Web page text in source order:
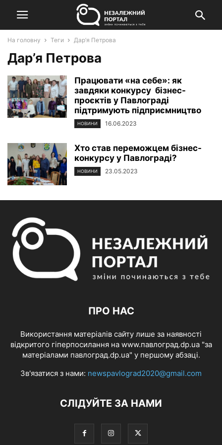
На головну Теги Дар’я Петрова
Дар’я Петрова
Працювати «на себе»: як
завдяки конкурсу бізнес-
проєктів у Павлограді
підтримують підприємництво
НОВИНИ 16.06.2023
Хто став переможцем бізнес-
конкурсу у Павлограді?
НОВИНИ 23.05.2023
ПРО НАС
Використання матеріалів сайту лише за наявності
відкритого гіперпосилання на www.павлоград.dp.ua "за
матеріалами павлоград.dp.ua" у першому абзаці.
Зв'язатися з нами: newspavlograd2020@gmail.com
СЛІДУЙТЕ ЗА НАМИ